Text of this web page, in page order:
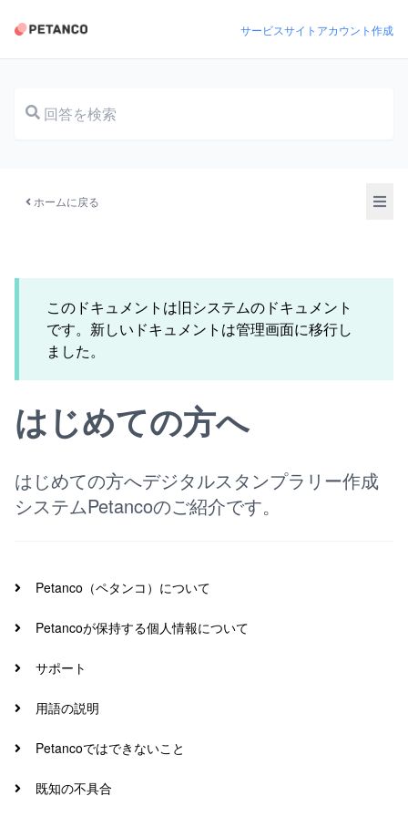
ドキュメント サービスサイト アカウント作成
ホームに戻る
このドキュメントは旧システムのドキュメント
です。新しいドキュメントは管理画面に移行し
ました。
はじめての方へ
はじめての方へデジタルスタンプラリー作成
システムPetancoのご紹介です。
Petanco（ペタンコ）について
Petancoが保持する個人情報について
サポート
用語の説明
Petancoではできないこと
既知の不具合